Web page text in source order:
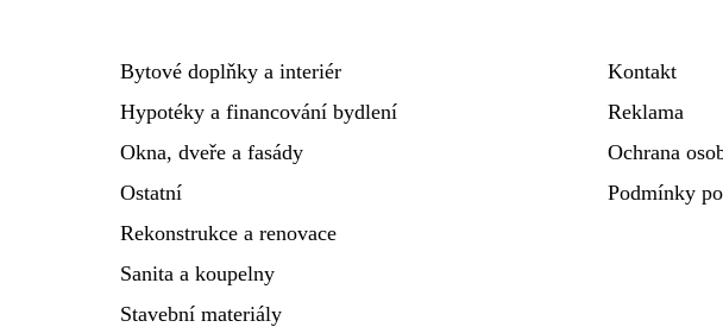
Bytové doplňky a interiér
Hypotéky a financování bydlení
Okna, dveře a fasády
Ostatní
Rekonstrukce a renovace
Sanita a koupelny
Stavební materiály
Kontakt
Reklama
Ochrana
Podmínky